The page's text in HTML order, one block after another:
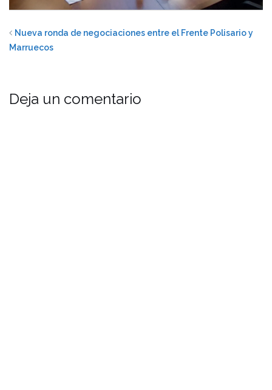
Nueva ronda de negociaciones entre el Frente Polisario y
Marruecos
Deja un comentario